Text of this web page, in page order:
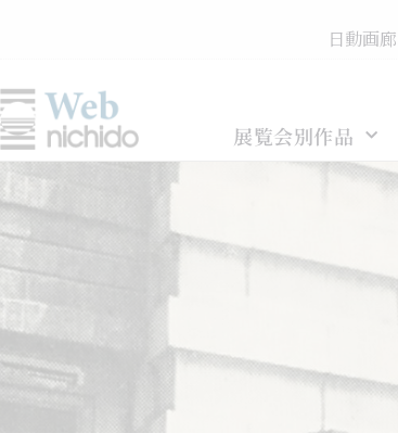
ン
テ
ン
ツ
へ
ス
キ
ッ
日動画
展覧会別作品